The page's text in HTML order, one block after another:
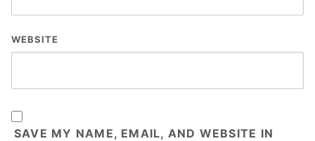
WEBSITE
SAVE MY NAME, EMAIL, AND WEBSITE IN